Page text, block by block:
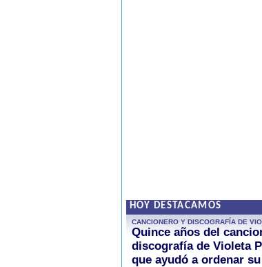
HOY DESTACAMOS
CANCIONERO Y DISCOGRAFÍA DE
Quince años del
discografía de Violeta
que ayudó a ordenar